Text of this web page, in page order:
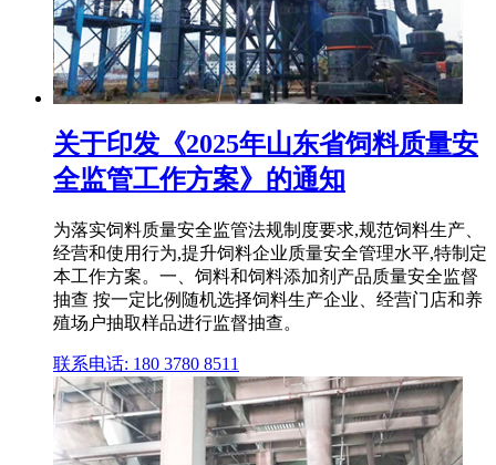
关于印发《2025年山东省饲料质量安
全监管工作方案》的通知
为落实饲料质量安全监管法规制度要求,规范饲料生产、
经营和使用行为,提升饲料企业质量安全管理水平,特制定
本工作方案。一、饲料和饲料添加剂产品质量安全监督
抽查 按一定比例随机选择饲料生产企业、经营门店和养
殖场户抽取样品进行监督抽查。
联系电话: 180 3780 8511